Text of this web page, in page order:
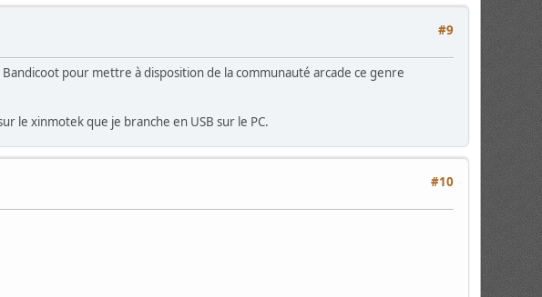
#9
pour mettre à disposition de la communauté arcade ce genre
le xinmotek que je branche en USB sur le PC.
#10